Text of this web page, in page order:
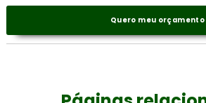
Quero meu orçamento